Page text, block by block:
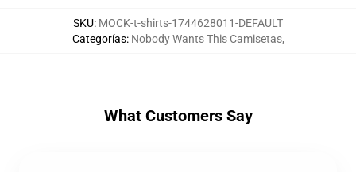
SKU: MOCK-t-shirts-1744628011-DEFAULT
Categorías: Nobody Wants This Camisetas,
What Customers Say